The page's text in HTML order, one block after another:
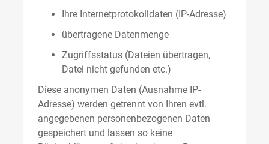
Ihre Internetprotokolldaten (IP-Adresse)
übertragene Datenmenge
Zugriffsstatus (Dateien übertragen,
Datei nicht gefunden etc.)
Diese anonymen Daten (Ausnahme IP-
Adresse) werden getrennt von Ihren evtl.
angegebenen personenbezogenen Daten
gespeichert und lassen so keine